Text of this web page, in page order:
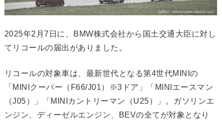
2025年2月7日に、BMW株式会社から国土交通大臣に対し
てリコールの届出がありました。
リコールの対象車は、最新世代となる第4世代MINIの
「MINIクーパー（F66/J01）※3ドア」「MINIエースマン
（J05）」「MINIカントリーマン（U25）」。ガソリンエ
ンジン、ディーゼルエンジン、BEVの全てが対象となり